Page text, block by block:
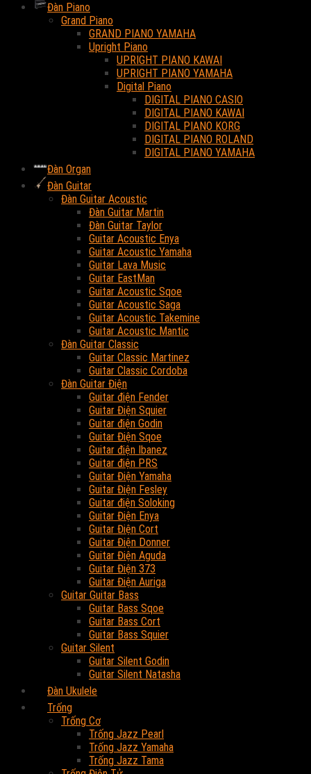
Đàn Piano
Grand Piano
GRAND PIANO YAMAHA
Upright Piano
UPRIGHT PIANO KAWAI
UPRIGHT PIANO YAMAHA
Digital Piano
DIGITAL PIANO CASIO
DIGITAL PIANO KAWAI
DIGITAL PIANO KORG
DIGITAL PIANO ROLAND
DIGITAL PIANO YAMAHA
Đàn Organ
Đàn Guitar
Đàn Guitar Acoustic
Đàn Guitar Martin
Đàn Guitar Taylor
Guitar Acoustic Enya
Guitar Acoustic Yamaha
Guitar Lava Music
Guitar EastMan
Guitar Acoustic Sqoe
Guitar Acoustic Saga
Guitar Acoustic Takemine
Guitar Acoustic Mantic
Đàn Guitar Classic
Guitar Classic Martinez
Guitar Classic Cordoba
Đàn Guitar Điện
Guitar điện Fender
Guitar Điện Squier
Guitar điện Godin
Guitar Điện Sqoe
Guitar điện Ibanez
Guitar điện PRS
Guitar Điện Yamaha
Guitar Điện Fesley
Guitar điện Soloking
Guitar Điện Enya
Guitar Điện Cort
Guitar Điện Donner
Guitar Điện Aguda
Guitar Điện 373
Guitar Điện Auriga
Guitar Guitar Bass
Guitar Bass Sqoe
Guitar Bass Cort
Guitar Bass Squier
Guitar Silent
Guitar Silent Godin
Guitar Silent Natasha
Đàn Ukulele
Trống
Trống Cơ
Trống Jazz Pearl
Trống Jazz Yamaha
Trống Jazz Tama